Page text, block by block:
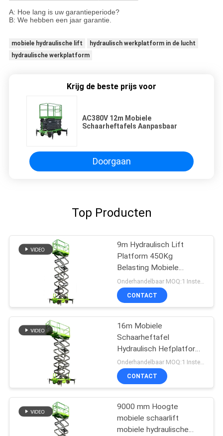
A: Hoe lang is uw garantieperiode?
B: We hebben een jaar garantie.
mobiele hydraulische lift
hydraulisch werkplatform in de lucht
hydraulische werkplatform
Krijg de beste prijs voor
AC380V 12m Mobiele
Schaarheftafels Aanpasbaar
Doorgaan
Top Producten
9m Hydraulisch Lift
Platform 450Kg
Belasting Mobiele
Scheren Lift
CONTACT
16m Mobiele
Schaarheftafel
Hydraulisch Hefplatform
Met Uitschuifbaar
Platform
Onderhandelbaar MOQ:1 Instellen
CONTACT
9000 mm Hoogte
mobiele schaarlift
mobiele hydraulische